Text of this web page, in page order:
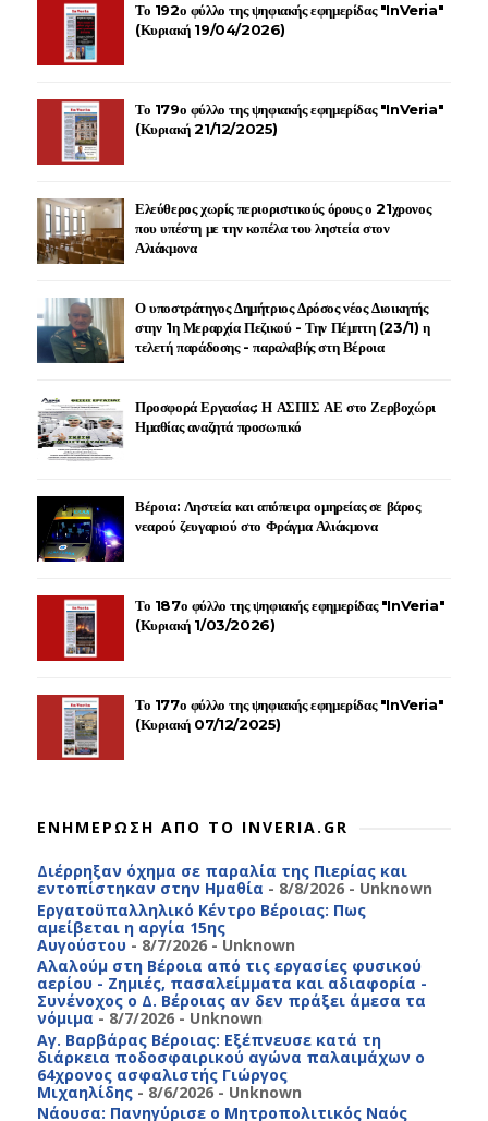
Το 192ο φύλλο της ψηφιακής εφημερίδας "InVeria"
(Κυριακή 19/04/2026)
Το 179ο φύλλο της ψηφιακής εφημερίδας "InVeria"
(Κυριακή 21/12/2025)
Ελεύθερος χωρίς περιοριστικούς όρους ο 21χρονος
που υπέστη με την κοπέλα του ληστεία στον
Αλιάκμονα
Ο υποστράτηγος Δημήτριος Δρόσος νέος Διοικητής
στην 1η Μεραρχία Πεζικού - Την Πέμπτη (23/1) η
τελετή παράδοσης - παραλαβής στη Βέροια
Προσφορά Εργασίας: Η ΑΣΠΙΣ ΑΕ στο Ζερβοχώρι
Ημαθίας αναζητά προσωπικό
Βέροια: Ληστεία και απόπειρα ομηρείας σε βάρος
νεαρού ζευγαριού στο Φράγμα Αλιάκμονα
Το 187ο φύλλο της ψηφιακής εφημερίδας "InVeria"
(Κυριακή 1/03/2026)
Το 177ο φύλλο της ψηφιακής εφημερίδας "InVeria"
(Κυριακή 07/12/2025)
ΕΝΗΜΕΡΩΣΗ ΑΠΟ ΤΟ INVERIA.GR
Διέρρηξαν όχημα σε παραλία της Πιερίας και
εντοπίστηκαν στην Ημαθία - 8/8/2026- Unknown
Εργατοϋπαλληλικό Κέντρο Βέροιας: Πως
αμείβεται η αργία 15ης
Αυγούστου- 8/7/2026- Unknown
Αλαλούμ στη Βέροια από τις εργασίες φυσικού
αερίου - Ζημιές, πασαλείμματα και αδιαφορία -
Συνένοχος ο Δ. Βέροιας αν δεν πράξει άμεσα τα
νόμιμα - 8/7/2026- Unknown
Αγ. Βαρβάρας Βέροιας: Εξέπνευσε κατά τη
διάρκεια ποδοσφαιρικού αγώνα παλαιμάχων ο
64χρονος ασφαλιστής Γιώργος
Μιχαηλίδης- 8/6/2026- Unknown
Νάουσα: Πανηγύρισε ο Μητροπολιτικός Ναός